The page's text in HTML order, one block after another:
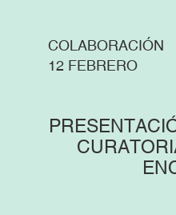
COLABORACIÓN
12 FEBRERO